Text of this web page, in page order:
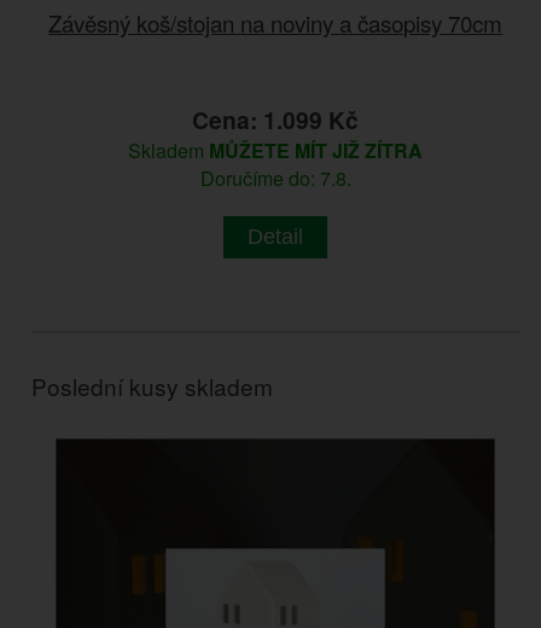
Závěsný koš/stojan na noviny a časopisy 70cm
Cena: 1.099 Kč
Skladem MŮŽETE MÍT JIŽ ZÍTRA
Doručíme do: 7.8.
Detail
Poslední kusy skladem